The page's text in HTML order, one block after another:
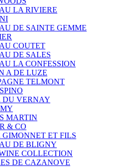
LA RIVIERE
DE SAINTE GEMME
COUTET
DE SALES
LA CONFESSION
A DE LUZE
TELMONT
DU VERNAY
MARTIN
& CO
GIMONNET ET FILS
DE BLIGNY
COLLECTION
DE CAZANOVE